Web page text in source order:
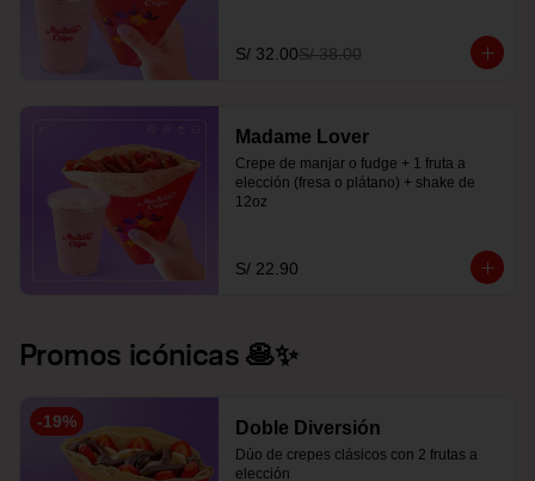
S/ 32.00S/ 38.00
Madame Lover
Crepe de manjar o fudge + 1 fruta a
elección (fresa o plátano) + shake de
12oz
S/ 22.90
Promos icónicas 🥞✨
-19% Doble Diversión
Dúo de crepes clásicos con 2 frutas a
elección